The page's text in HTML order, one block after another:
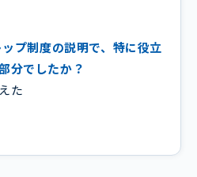
プ制度の説明で、特に役立
分でしたか？
た